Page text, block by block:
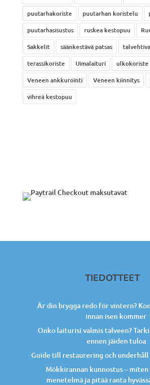
puutarhakoriste
puutarhan koristelu
puutarhasisustus
ruskea kestopuu
Sakkelit
säänkestävä patsas
terassikoriste
Uimalaituri
ulkokoriste
Veneen ankkurointi
Veneen kiinnitys
vihreä kestopuu
TIEDOTTEET
Är din brygga redo för vintern?
innan isen kommer
Onko laiturisi valmis talveen?
ennen jäiden tuloa
Guide till restaurering och underhåll
Mökkirannan kunnostus –
menetelmä ja pitää ranta